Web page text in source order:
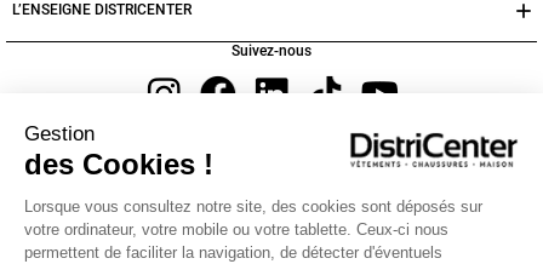
Gestion
des Cookies !
Lorsque vous consultez notre site, des cookies sont déposés sur
votre ordinateur, votre mobile ou votre tablette. Ceux-ci nous
permettent de faciliter la navigation, de détecter d'éventuels
L’ENSEIGNE DISTRICENTER
Suivez-nous